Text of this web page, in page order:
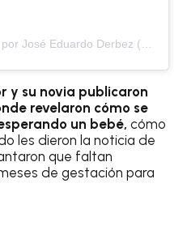
y su novia publicaron
revelaron cómo se
un bebé,cómo
les dieron la noticia de
que faltan
de gestación para